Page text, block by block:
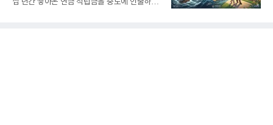
십 년간 쌓아온 연금 적립금을 중도에 인출하거